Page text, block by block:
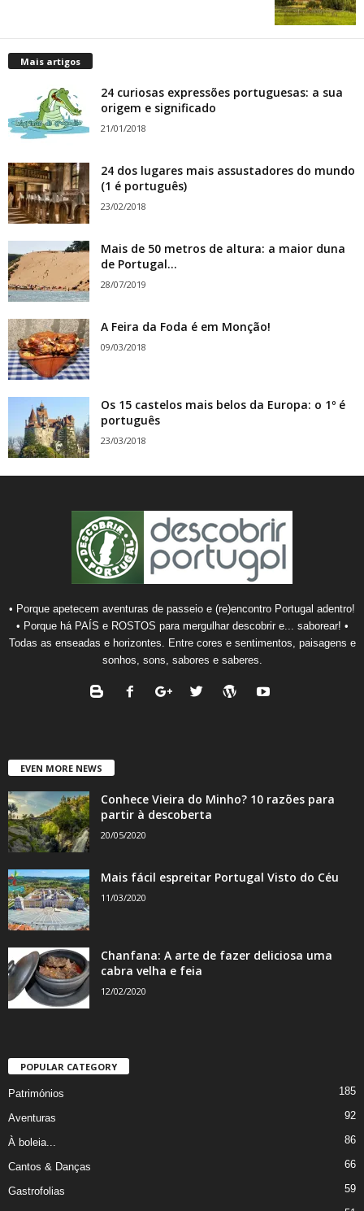
Mais artigos
24 curiosas expressões portuguesas: a sua
origem e significado
21/01/2018
24 dos lugares mais assustadores do mundo
(1 é português)
23/02/2018
Mais de 50 metros de altura: a maior duna
de Portugal...
28/07/2019
A Feira da Foda é em Monção!
09/03/2018
Os 15 castelos mais belos da Europa: o 1º é
português
23/03/2018
• Porque apetecem aventuras de passeio e (re)encontro Portugal adentro!
• Porque há PAÍS e ROSTOS para mergulhar descobrir e... saborear! •
Todas as enseadas e horizontes. Entre cores e sentimentos, paisagens e
sonhos, sons, sabores e saberes.
EVEN MORE NEWS
Conhece Vieira do Minho? 10 razões para
partir à descoberta
20/05/2020
Mais fácil espreitar Portugal Visto do Céu
11/03/2020
Chanfana: A arte de fazer deliciosa uma
cabra velha e feia
12/02/2020
POPULAR CATEGORY
Patrimónios 185
Aventuras 92
À boleia... 86
Cantos & Danças 66
Gastrofolias 59